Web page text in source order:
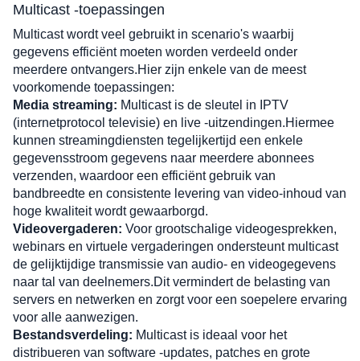
Multicast -toepassingen
Multicast wordt veel gebruikt in scenario's waarbij
gegevens efficiënt moeten worden verdeeld onder
meerdere ontvangers.Hier zijn enkele van de meest
voorkomende toepassingen:
Media streaming: Multicast is de sleutel in IPTV
(internetprotocol televisie) en live -uitzendingen.Hiermee
kunnen streamingdiensten tegelijkertijd een enkele
gegevensstroom gegevens naar meerdere abonnees
verzenden, waardoor een efficiënt gebruik van
bandbreedte en consistente levering van video-inhoud van
hoge kwaliteit wordt gewaarborgd.
Videovergaderen: Voor grootschalige videogesprekken,
webinars en virtuele vergaderingen ondersteunt multicast
de gelijktijdige transmissie van audio- en videogegevens
naar tal van deelnemers.Dit vermindert de belasting van
servers en netwerken en zorgt voor een soepelere ervaring
voor alle aanwezigen.
Bestandsverdeling: Multicast is ideaal voor het
distribueren van software -updates, patches en grote